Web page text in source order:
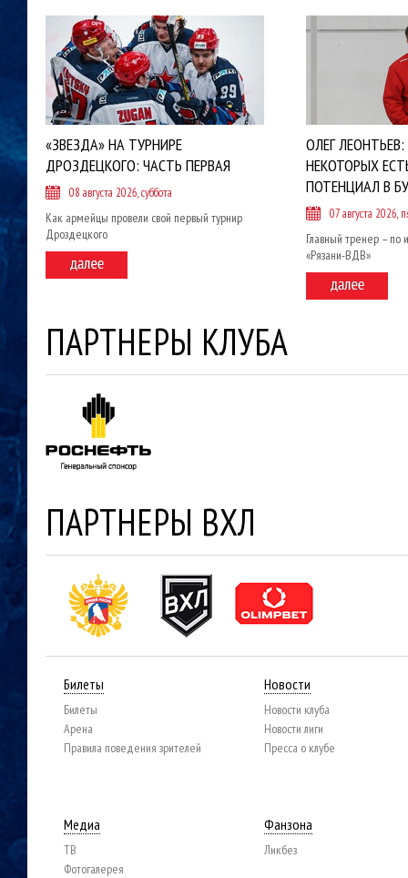
«ЗВЕЗДА» НА ТУРНИРЕ
ДРОЗДЕЦКОГО: ЧАСТЬ ПЕРВАЯ
08 августа 2026, суббота
Как армейцы провели свой первый турнир
Дроздецкого
ОЛЕГ
НЕКОТОРЫХ
ПОТЕНЦИАЛ В
07 августа 2026,
Главный тренер – по
«Рязани-ВДВ»
ПАРТНЕРЫ КЛУБА
ПАРТНЕРЫ ВХЛ
Билеты
Билеты
Арена
Правила поведения зрителей
Новости
Новости клуба
Новости лиги
Пресса о клубе
Медиа
ТВ
Фотогалерея
Фанзона
Ликбез